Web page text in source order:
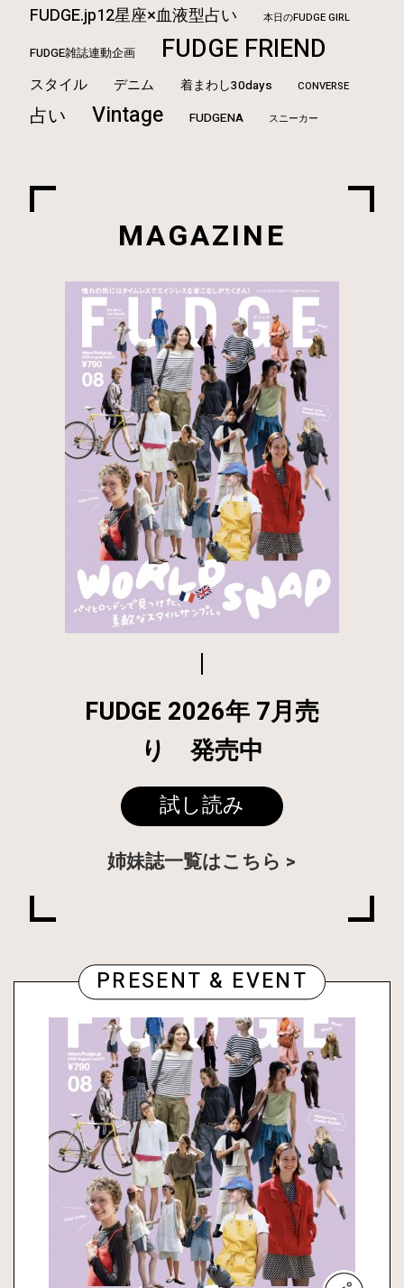
FUDGE.jp12星座×血液型占い 本日のFUDGE GIRL
FUDGE雑誌連動企画 FUDGE FRIEND
スタイル デニム 着まわし30days CONVERSE
占い Vintage FUDGENA スニーカー
MAGAZINE
FUDGE 2026年 7月売
り 発売中
試し読み
姉妹誌一覧はこちら
PRESENT & EVENT